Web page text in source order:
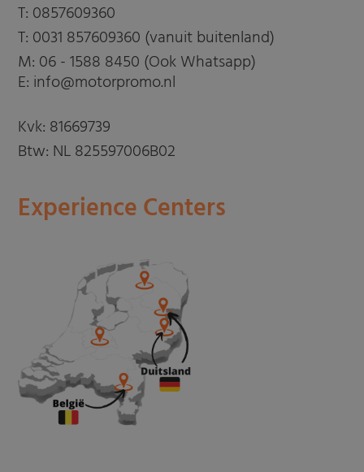
T: 0857609360
T: 0031 857609360 (vanuit buitenland)
M: 06 - 1588 8450 (Ook Whatsapp)
E: info@motorpromo.nl
Kvk: 81669739
Btw: NL 825597006B02
Experience Centers